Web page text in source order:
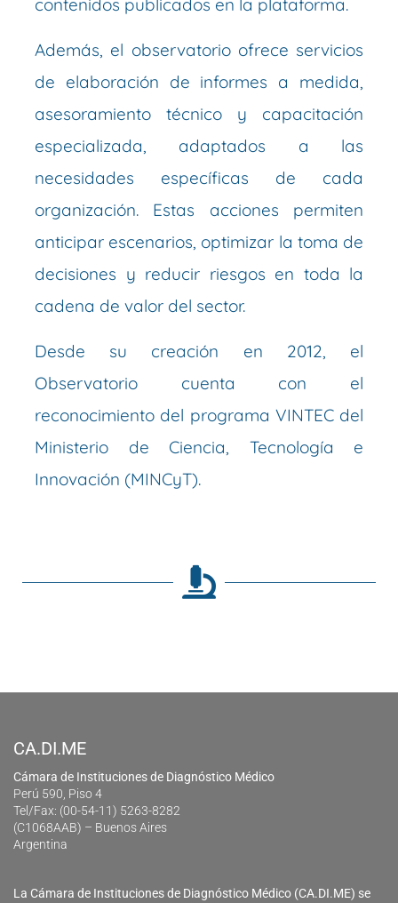
contenidos publicados en la plataforma.
Además, el observatorio ofrece servicios
de elaboración de informes a medida,
asesoramiento técnico y capacitación
especializada, adaptados a las
necesidades específicas de cada
organización. Estas acciones permiten
anticipar escenarios, optimizar la toma de
decisiones y reducir riesgos en toda la
cadena de valor del sector.
Desde su creación en 2012, el
Observatorio cuenta con el
reconocimiento del programa VINTEC del
Ministerio de Ciencia, Tecnología e
Innovación (MINCyT).
CA.DI.ME
Cámara de Instituciones de Diagnóstico Médico
Perú 590, Piso 4
Tel/Fax: (00-54-11) 5263-8282
(C1068AAB) – Buenos Aires
Argentina
La Cámara de Instituciones de Diagnóstico Médico (CA.DI.ME) se